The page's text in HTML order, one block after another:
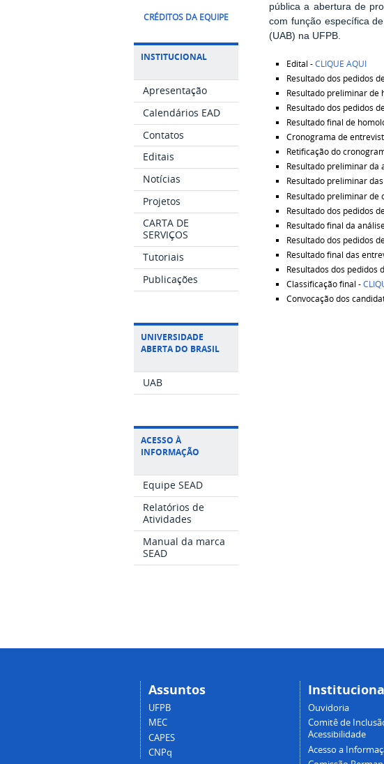
CRÉDITOS DA EQUIPE
INSTITUCIONAL
Apresentação
Calendários EAD
Contatos
Editais
Notícias
Projetos
CARTA DE
SERVIÇOS
Tutoriais
Publicações
UNIVERSIDADE
ABERTA DO BRASIL
UAB
ACESSO À
INFORMAÇÃO
Equipe SEAD
Relatórios de
Atividades
Manual da marca
SEAD
pública a abertura de
com função específica
(UAB) na UFPB.
Edital -CLIQUE AQUI
Resultado dos pedidos
Resultado preliminar de
Resultado dos pedidos
Resultado final de
Cronograma de
Retificação do
Resultado preliminar
Resultado preliminar
Resultado preliminar de
Resultado dos pedidos
Resultado final da
Resultado dos pedidos
Resultado final das
Resultados dos
Classificação final -
Convocação dos
Assuntos
UFPB
MEC
CAPES
CNPq
Ouvidoria
Comitê de
Acessibilidade
Acesso a